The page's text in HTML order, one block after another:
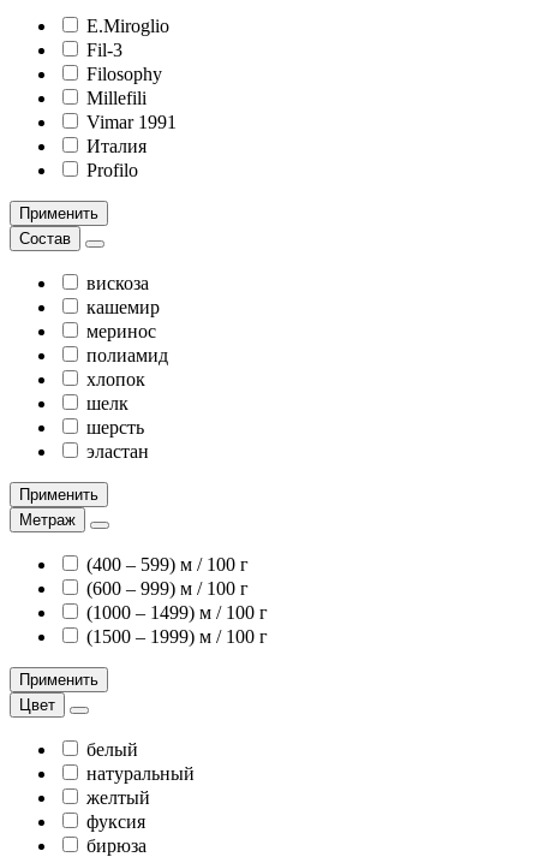
E.Miroglio
Fil-3
Filosophy
Millefili
Vimar 1991
Италия
Profilo
Применить
Состав
вискоза
кашемир
меринос
полиамид
хлопок
шелк
шерсть
эластан
Применить
Метраж
(400 – 599) м / 100 г
(600 – 999) м / 100 г
(1000 – 1499) м / 100 г
(1500 – 1999) м / 100 г
Применить
Цвет
белый
натуральный
желтый
фуксия
бирюза